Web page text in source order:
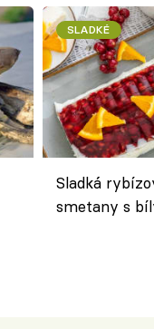
SLADKÉ
Sladká
smetany s